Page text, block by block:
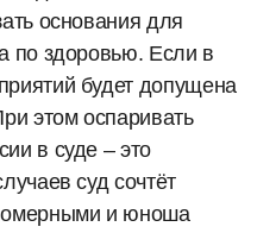
основания для
по здоровью. Если в
будет допущена
этом оспаривать
в суде – это
суд сочтёт
и юноша